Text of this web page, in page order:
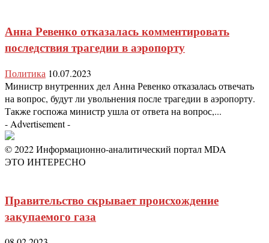
Анна Ревенко отказалась комментировать
последствия трагедии в аэропорту
Политика 10.07.2023
Министр внутренних дел Анна Ревенко отказалась отвечать
на вопрос, будут ли увольнения после трагедии в аэропорту.
Также госпожа министр ушла от ответа на вопрос,...
- Advertisement -
© 2022 Информационно-аналитический портал MDA
ЭТО ИНТЕРЕСНО
Правительство скрывает происхождение
закупаемого газа